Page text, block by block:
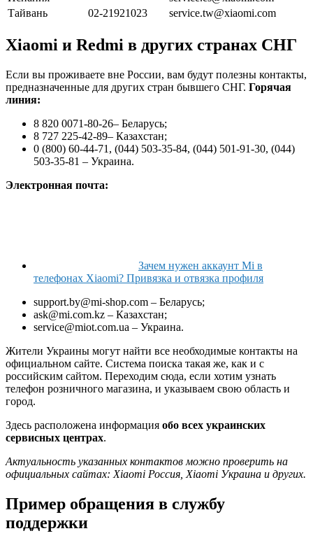
Тайвань
02-21921023 service.tw@xiaomi.com
Xiaomi и Redmi в других странах СНГ
Если вы проживаете вне России, вам будут полезны контакты,
предназначенные для других стран бывшего СНГ. Горячая
линия:
8 820 0071-80-26– Беларусь;
8 727 225-42-89– Казахстан;
0 (800) 60-44-71, (044) 503-35-84, (044) 501-91-30, (044)
503-35-81 – Украина.
Электронная почта:
Зачем нужен аккаунт Mi в
телефонах Xiaomi? Привязка и отвязка профиля
support.by@mi-shop.com – Беларусь;
ask@mi.com.kz – Казахстан;
service@miot.com.ua – Украина.
Жители Украины могут найти все необходимые контакты на
официальном сайте. Система поиска такая же, как и с
российским сайтом. Переходим сюда, если хотим узнать
телефон розничного магазина, и указываем свою область и
город.
Здесь расположена информация обо всех украинских
сервисных центрах.
Актуальность указанных контактов можно проверить на
официальных сайтах: Xiaomi Россия, Xiaomi Украина и других.
Пример обращения в службу
поддержки